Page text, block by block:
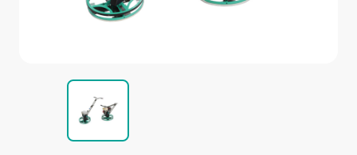
électrogènes
Coupe
Compactage
Centrales à